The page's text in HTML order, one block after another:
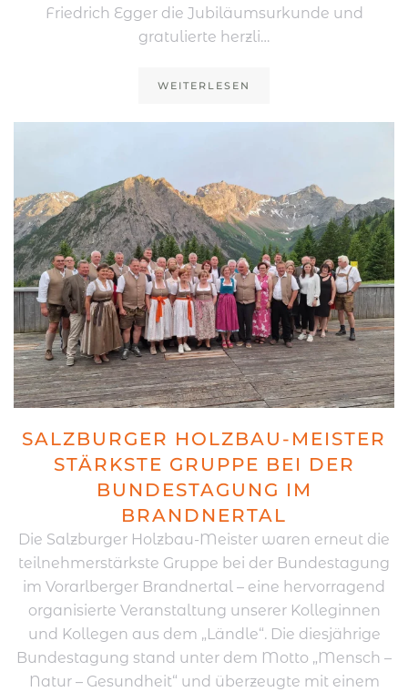
Friedrich Egger die Jubiläumsurkunde und
gratulierte herzli…
WEITERLESEN
SALZBURGER HOLZBAU-MEISTER
STÄRKSTE GRUPPE BEI DER
BUNDESTAGUNG IM
BRANDNERTAL
Die Salzburger Holzbau-Meister waren erneut die
teilnehmerstärkste Gruppe bei der Bundestagung
im Vorarlberger Brandnertal – eine hervorragend
organisierte Veranstaltung unserer Kolleginnen
und Kollegen aus dem „Ländle“. Die diesjährige
Bundestagung stand unter dem Motto „Mensch –
Natur – Gesundheit“ und überzeugte mit einem